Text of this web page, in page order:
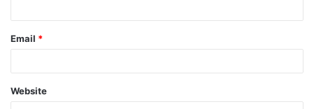
Email *
Website